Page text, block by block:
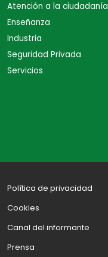
Atención a la ciudadanía
Enseñanza
Industria
Seguridad Privada
Servicios
Política de privacidad
Cookies
Canal del informante
Prensa